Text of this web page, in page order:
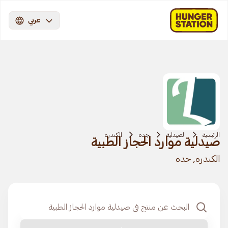
عربي
الرئيسية الصيدلية جده الكندره
صيدلية موارد الحجاز الطبية
الكندره, جده